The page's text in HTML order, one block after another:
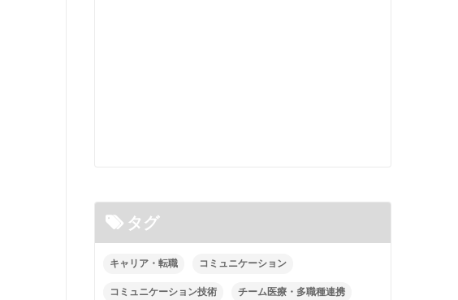
タグ
キャリア・転職 コミュニケーション
コミュニケーション技術 チーム医療・多職種連携